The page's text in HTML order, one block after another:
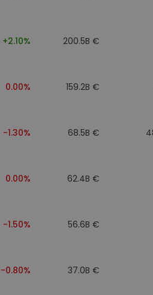
+2.10% 200.5B €
0.00% 159.2B €
-1.30% 68.5B €
0.00% 62.4B €
-1.50% 56.6B €
-0.80% 37.0B €